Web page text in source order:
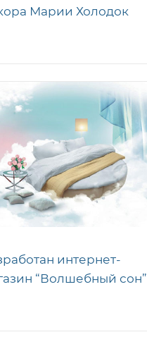
Марии Холодок
интернет-
“Волшебный сон”